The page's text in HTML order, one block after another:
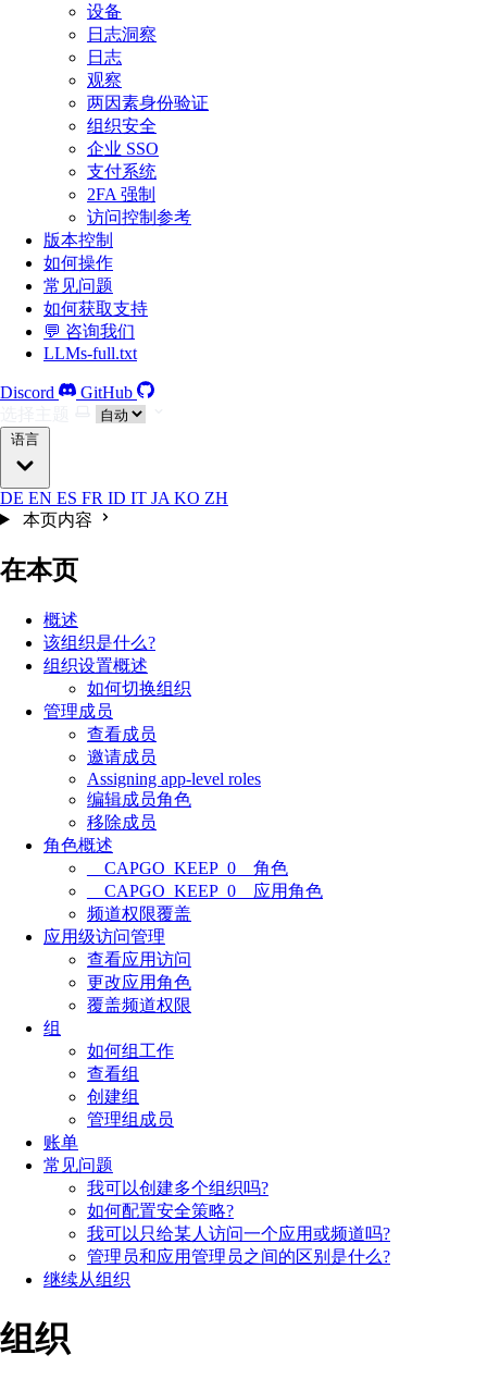
设备
日志洞察
日志
观察
两因素身份验证
组织安全
企业 SSO
支付系统
2FA 强制
访问控制参考
版本控制
如何操作
常见问题
如何获取支持
💬 咨询我们
LLMs-full.txt
Discord
GitHub
语言
DE EN ES FR ID IT JA KO ZH
本页内容
在本页
概述
该组织是什么?
组织设置概述
如何切换组织
管理成员
查看成员
邀请成员
Assigning app-level roles
编辑成员角色
移除成员
角色概述
__CAPGO_KEEP_0__角色
__CAPGO_KEEP_0__应用角色
频道权限覆盖
应用级访问管理
查看应用访问
更改应用角色
覆盖频道权限
组
如何组工作
查看组
创建组
管理组成员
账单
常见问题
我可以创建多个组织吗?
如何配置安全策略?
我可以只给某人访问一个应用或频道吗?
管理员和应用管理员之间的区别是什么?
继续从组织
组织